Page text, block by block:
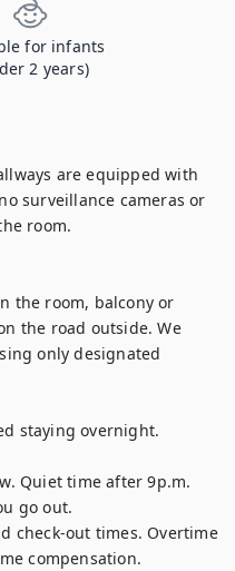
for infants
2 years)
are equipped with
surveillance cameras or
room.
the room, balcony or
the road outside. We
only designated
staying overnight.
Quiet time after 9p.m.
go out.
check-out times. Overtime
compensation.